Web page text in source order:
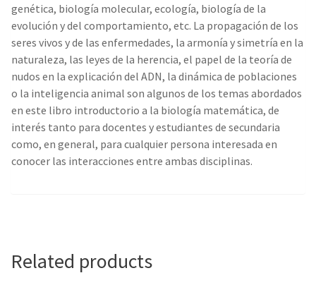
genética, biología molecular, ecología, biología de la
evolución y del comportamiento, etc. La propagación de los
seres vivos y de las enfermedades, la armonía y simetría en la
naturaleza, las leyes de la herencia, el papel de la teoría de
nudos en la explicación del ADN, la dinámica de poblaciones
o la inteligencia animal son algunos de los temas abordados
en este libro introductorio a la biología matemática, de
interés tanto para docentes y estudiantes de secundaria
como, en general, para cualquier persona interesada en
conocer las interacciones entre ambas disciplinas.
Related products